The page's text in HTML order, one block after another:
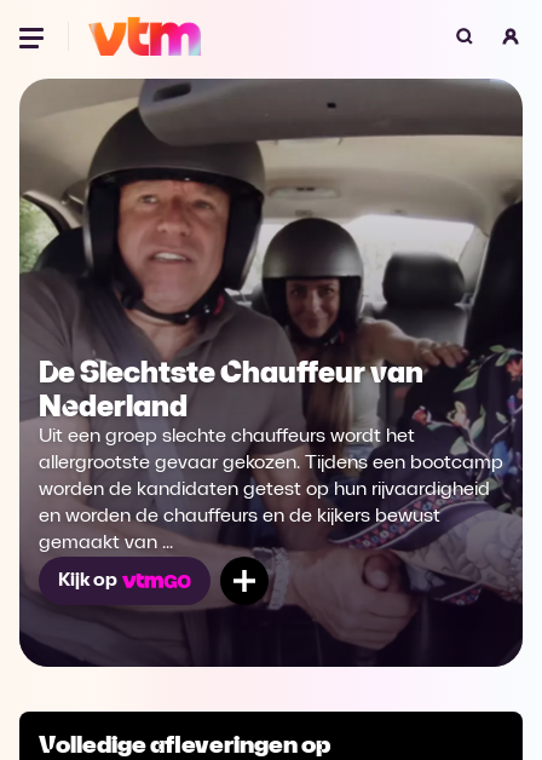
Voor je onze programma's gaat ontdekken,
best je browser updaten of hieronder één
van de ondersteunde browsers
downloaden.
Google Chrome Download
Firefox Download
Safari Download
Microsoft Edge Download
Opera Download
De Slechtste Chauffeur van
Nederland
Uit een groep slechte chauffeurs wordt het
allergrootste gevaar gekozen. Tijdens een bootcamp
worden de kandidaten getest op hun rijvaardigheid
en worden de chauffeurs en de kijkers bewust
gemaakt van ...
Kijk op
Mijn lijst
Volledige afleveringen op